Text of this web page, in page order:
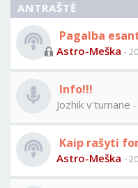
ANTRAŠTĖ
Pagalba
Astro-Meška -
Info!!!
Jozhik v'tumane -
Kaip rašyti
Astro-Meška -